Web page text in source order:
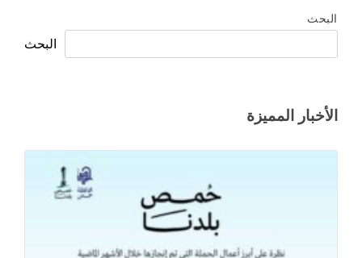
البحث
البحث
الأخبار المميزة